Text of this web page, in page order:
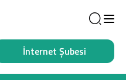
İnternet Şubesi